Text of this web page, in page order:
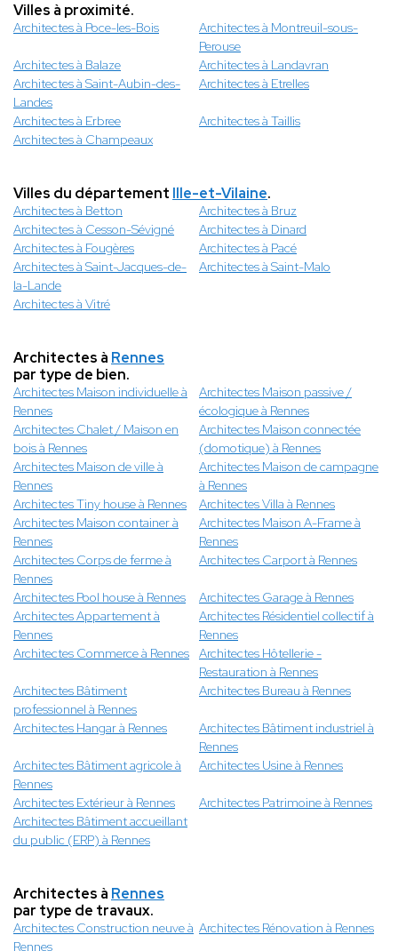
Villes à proximité.
Architectes à Poce-les-Bois
Architectes à Montreuil-sous-
Perouse
Architectes à Balaze
Architectes à Landavran
Architectes à Saint-Aubin-des-
Landes
Architectes à Etrelles
Architectes à Erbree
Architectes à Taillis
Architectes à Champeaux
Villes du département Ille-et-Vilaine.
Architectes à Betton
Architectes à Bruz
Architectes à Cesson-Sévigné
Architectes à Dinard
Architectes à Fougères
Architectes à Pacé
Architectes à Saint-Jacques-de-
la-Lande
Architectes à Saint-Malo
Architectes à Vitré
Architectes à Rennes
par type de bien.
Architectes Maison individuelle à
Rennes
Architectes Maison passive /
écologique à Rennes
Architectes Chalet / Maison en
bois à Rennes
Architectes Maison connectée
(domotique) à Rennes
Architectes Maison de ville à
Rennes
Architectes Maison de campagne
à Rennes
Architectes Tiny house à Rennes
Architectes Villa à Rennes
Architectes Maison container à
Rennes
Architectes Maison A-Frame à
Rennes
Architectes Corps de ferme à
Rennes
Architectes Carport à Rennes
Architectes Pool house à Rennes
Architectes Garage à Rennes
Architectes Appartement à
Rennes
Architectes Résidentiel collectif à
Rennes
Architectes Commerce à Rennes
Architectes Hôtellerie -
Restauration à Rennes
Architectes Bâtiment
professionnel à Rennes
Architectes Bureau à Rennes
Architectes Hangar à Rennes
Architectes Bâtiment industriel à
Rennes
Architectes Bâtiment agricole à
Rennes
Architectes Usine à Rennes
Architectes Extérieur à Rennes
Architectes Patrimoine à Rennes
Architectes Bâtiment accueillant
du public (ERP) à Rennes
Architectes à Rennes
par type de travaux.
Architectes Construction neuve à
Rennes
Architectes Rénovation à Rennes